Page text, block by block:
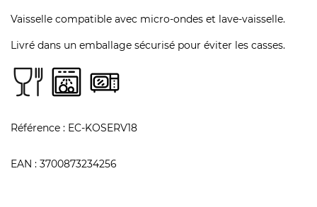
Vaisselle compatible avec micro-ondes et lave-vaisselle.
Livré dans un emballage sécurisé pour éviter les casses.
Référence : EC-KOSERV18
EAN : 3700873234256